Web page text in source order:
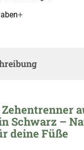
+
Schwarz –
deine Füße